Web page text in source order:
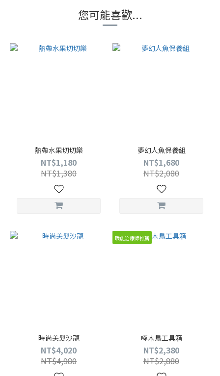
您可能喜歡...
熱帶水果切切樂
NT$1,180
NT$1,380
夢幻人魚保養組
NT$1,680
NT$2,080
時尚美髮沙龍
NT$4,020
NT$4,980
職能治療師推薦
啄木鳥工具箱
NT$2,380
NT$2,880